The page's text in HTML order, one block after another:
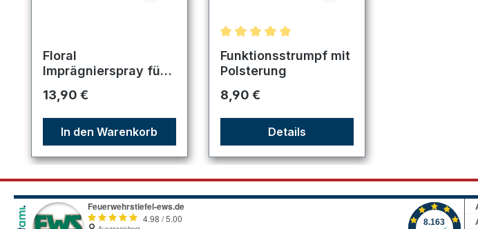
Floral
Imprägnierspray für
Regulärer Preis:
13,90 €
In den Warenkorb
Durchschnittliche Bewertung von 5 von 5 Sternen
Funktionsstrumpf mit
Polsterung
Regulärer Preis:
8,90 €
Details